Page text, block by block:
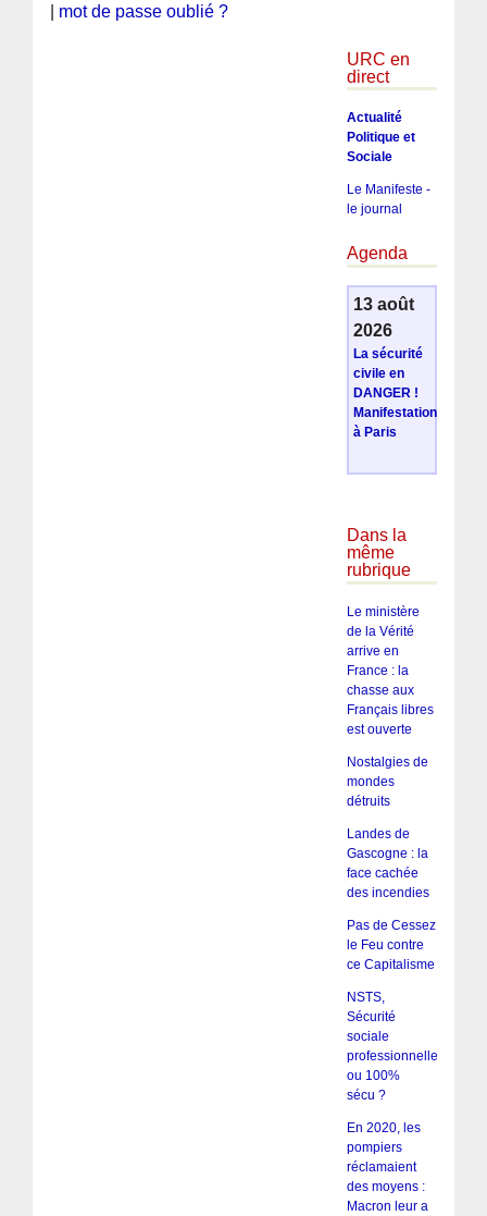
mot de passe oublié ?
URC en
direct
Actualité
Politique et
Sociale
Le Manifeste -
le journal
Agenda
13 août
2026
La sécurité
civile en
DANGER !
Manifestation
à Paris
Dans la
même
rubrique
Le ministère
de la Vérité
arrive en
France : la
chasse aux
Français libres
est ouverte
Nostalgies de
mondes
détruits
Landes de
Gascogne : la
face cachée
des incendies
Pas de Cessez
le Feu contre
ce Capitalisme
NSTS,
Sécurité
sociale
professionnelle
ou 100%
sécu ?
En 2020, les
pompiers
réclamaient
des moyens :
Macron leur a